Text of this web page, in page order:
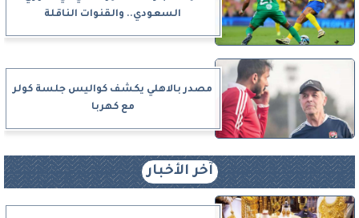
السعودي.. والقنوات الناقلة
مصدر بالاهلي يكشف كواليس جلسة كولر
مع كهربا
آخر الأخبار